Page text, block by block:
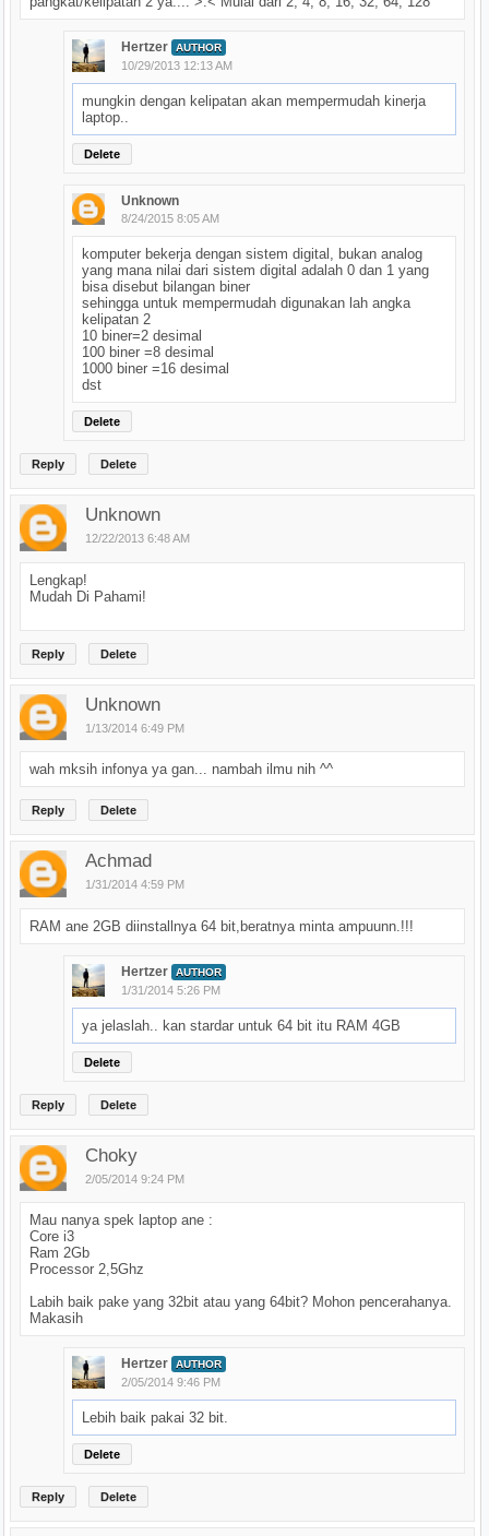
Hertzer AUTHOR
10/29/2013 12:13 AM
mungkin dengan kelipatan akan mempermudah kinerja
laptop..
Delete
Unknown
8/24/2015 8:05 AM
komputer bekerja dengan sistem digital, bukan analog
yang mana nilai dari sistem digital adalah 0 dan 1 yang
bisa disebut bilangan biner
sehingga untuk mempermudah digunakan lah angka
kelipatan 2
10 biner=2 desimal
100 biner =8 desimal
1000 biner =16 desimal
dst
Delete
Reply Delete
Unknown
12/22/2013 6:48 AM
Lengkap!
Mudah Di Pahami!
Reply Delete
Unknown
1/13/2014 6:49 PM
wah mksih infonya ya gan... nambah ilmu nih ^^
Reply Delete
Achmad
1/31/2014 4:59 PM
RAM ane 2GB diinstallnya 64 bit,beratnya minta ampuunn.!!!
Hertzer AUTHOR
1/31/2014 5:26 PM
ya jelaslah.. kan stardar untuk 64 bit itu RAM 4GB
Delete
Reply Delete
Choky
2/05/2014 9:24 PM
Mau nanya spek laptop ane :
Core i3
Ram 2Gb
Processor 2,5Ghz
Labih baik pake yang 32bit atau yang 64bit? Mohon pencerahanya.
Makasih
Hertzer AUTHOR
2/05/2014 9:46 PM
Lebih baik pakai 32 bit.
Delete
Reply Delete